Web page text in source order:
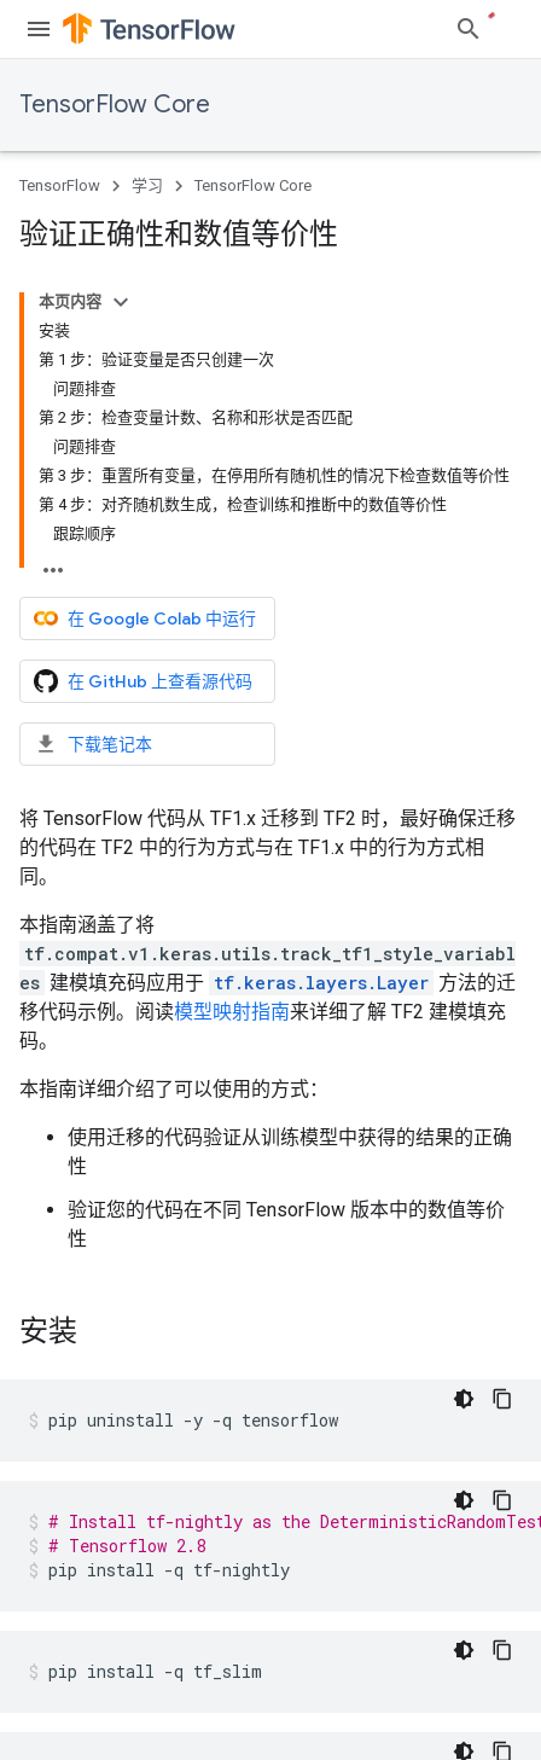
TensorFlow Core
TensorFlow 学习 TensorFlow Core
验证正确性和数值等价性
本页内容
安装
第 1 步：验证变量是否只创建一次
问题排查
第 2 步：检查变量计数、名称和形状是否匹配
问题排查
第 3 步：重置所有变量，在停用所有随机性的情况下检查数值等价性
第 4 步：对齐随机数生成，检查训练和推断中的数值等价性
跟踪顺序
在 Google Colab 中运行
在 GitHub 上查看源代码
下载笔记本
将 TensorFlow 代码从 TF1.x 迁移到 TF2 时，最好确保迁移
的代码在 TF2 中的行为方式与在 TF1.x 中的行为方式相
同。
本指南涵盖了将
tf.compat.v1.keras.utils.track_tf1_style_variabl
es 建模填充码应用于 tf.keras.layers.Layer 方法的迁
移代码示例。阅读模型映射指南来详细了解 TF2 建模填充
码。
本指南详细介绍了可以使用的方式：
使用迁移的代码验证从训练模型中获得的结果的正确
性
验证您的代码在不同 TensorFlow 版本中的数值等价
性
安装
pip uninstall -y -q tensorflow
# Install tf-nightly as the
# Tensorflow 2.8
pip install -q tf-nightly
pip install -q tf_slim